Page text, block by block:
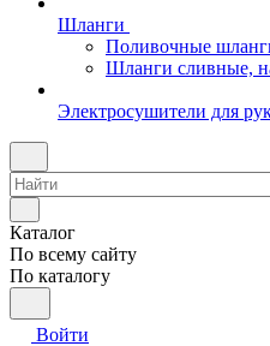
Шланги
Поливочные
Шланги сливные,
Электросушители для
Каталог
По всему сайту
По каталогу
Войти